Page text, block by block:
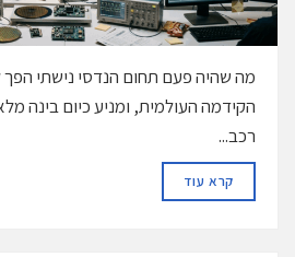
מה שהיה פעם תחום הנדסי נישתי
הקידמה העולמית, ומניע כיום בינה
רכב...
קרא עודDETAILS